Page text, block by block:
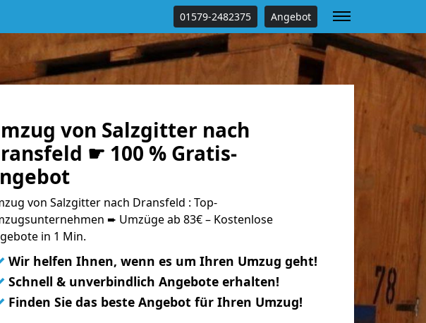
01579-2482375 Angebot
von Salzgitter nach
☛ 100 % Gratis-
von Salzgitter nach Dransfeld : Top-
➨ Umzüge ab 83€ – Kostenlose
in 1 Min.
Wir helfen Ihnen, wenn es um Ihren Umzug geht!
Schnell & unverbindlich Angebote erhalten!
Finden Sie das beste Angebot für Ihren Umzug!